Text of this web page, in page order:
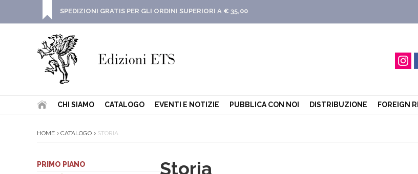
SPEDIZIONI GRATIS PER GLI ORDINI SUPERIORI A € 35,00
CHI SIAMO CATALOGO EVENTI E NOTIZIE PUBBLICA CON NOI DISTRIBUZIONE FOREIGN
HOME CATALOGO STORIA
PRIMO PIANO
Storia